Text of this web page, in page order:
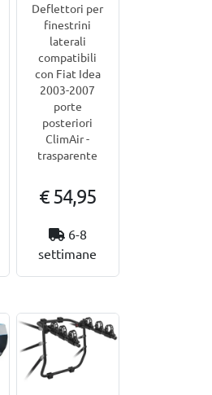
Deflettori per
finestrini
laterali
compatibili
con Fiat Idea
2003-2007
porte
posteriori
ClimAir -
trasparente
€ 54,95
6-8
settimane